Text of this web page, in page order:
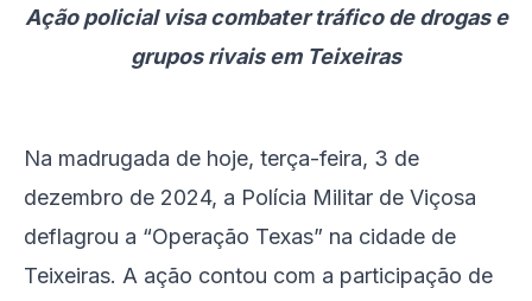
Ação policial visa combater tráfico de drogas e
grupos rivais em Teixeiras
Na madrugada de hoje, terça-feira, 3 de
dezembro de 2024, a Polícia Militar de Viçosa
deflagrou a “Operação Texas” na cidade de
Teixeiras. A ação contou com a participação de